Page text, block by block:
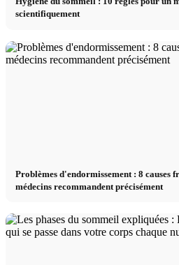
scientifiquement
Problèmes d'endormissement : 8 causes
médecins recommandent précisément